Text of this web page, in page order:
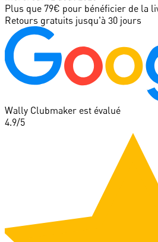
Plus que 79€ pour bénéficier de la
Retours gratuits jusqu'à 30 jours
Wally Clubmaker est évalué
4.9/5